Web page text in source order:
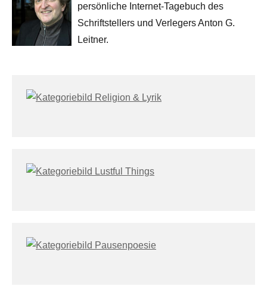
persönliche Internet-Tagebuch des
Schriftstellers und Verlegers Anton G.
Leitner.